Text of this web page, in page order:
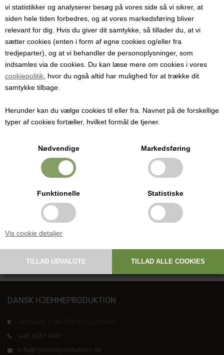
vi statistikker og analyserer besøg på vores side så vi sikrer, at
siden hele tiden forbedres, og at vores markedsføring bliver
relevant for dig. Hvis du giver dit samtykke, så tillader du, at vi
sætter cookies (enten i form af egne cookies og/eller fra
tredjeparter), og at vi behandler de personoplysninger, som
indsamles via de cookies. Du kan læse mere om cookies i vores
cookiepolitik , hvor du også altid har mulighed for at trække dit
samtykke tilbage.
Herunder kan du vælge cookies til eller fra. Navnet på de forskellige
typer af cookies fortæller, hvilket formål de tjener.
Nødvendige Markedsføring
Funktionelle Statistiske
Vis cookie detaljer
Pyramideformet osteform til små
skimmeloste
Varenummer:
Pris ved 1 stk.
92,00DKK
Især anvendelig til små skimmeloste. Der kan stå 4 forme i
Bund: 3,0 x 3,0 cm
Top: 8,7 x 8,7 cm
DANSK HJEMMEPRODUKTION
Holmevej 1, DK-7361 Ejstrupholm
+45 6267 1447
info@hjemmeproduktion.dk